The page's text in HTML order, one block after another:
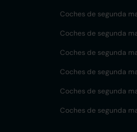
Coches de segunda
Coches de segunda
Coches de segunda
Coches de segunda
Coches de segunda
Coches de segunda